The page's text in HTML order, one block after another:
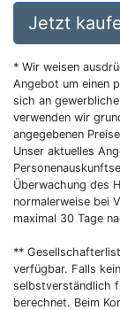
Jetzt
* Wir weisen
Angebot um einen
sich an
verwenden wir
angegebenen
Unser aktuelles
Überwachung des
normalerweise bei
maximal 30 Tage
**
verfügbar. Falls
selbstverständlich
berechnet. Beim